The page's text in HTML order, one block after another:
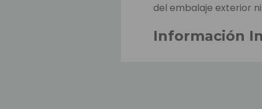
del embalaje exterior
Información